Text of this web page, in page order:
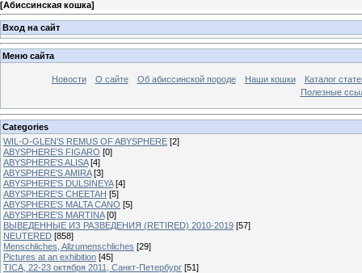
[Абиссинская кошка]
Вход на сайт
Меню сайта
Новости О сайте Об абиссинской породе Наши кошки
Каталог
Полезные
Categories
WIL-O-GLEN'S REMUS OF ABYSPHERE [2]
ABYSPHERE'S FIGARO [0]
ABYSPHERE'S ALISA [4]
ABYSPHERE'S AMIRA [3]
ABYSPHERE'S DULSINEYA [4]
ABYSPHERE'S CHEETAH [5]
ABYSPHERE'S MALTA CANO [5]
ABYSPHERE'S MARTINA [0]
ВЫВЕДЕННЫЕ ИЗ РАЗВЕДЕНИЯ (RETIRED) 2010-2019 [57]
NEUTERED [858]
Menschliches, Allzumenschliches [29]
Pictures at an exhibition [45]
TICA, 22-23 октября 2011, Санкт-Петербург [51]